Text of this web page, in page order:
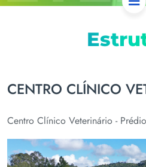
CENTRO CLÍNICO
Centro Clínico Veterinário -